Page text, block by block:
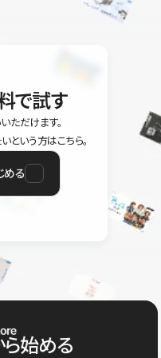
で試す
ただけます。
という方はこちら。
める
ら始める